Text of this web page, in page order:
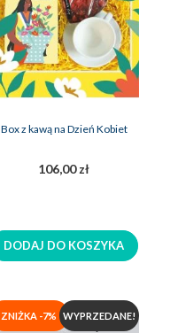
Box z kawą na Dzień Kobiet
106,00 zł
DODAJ DO KOSZYKA
ZNIŻKA -7% WYPRZEDANE!